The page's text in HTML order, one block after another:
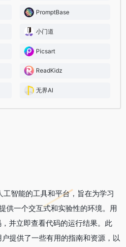
PromptBase
小门道
Picsart
ReadKidz
无界AI
智能的工具和平台，旨在为学习
供一个交互式和实验性的环境。用
并立即查看代码的运行结果。此
提供了一些有用的指南和资源，以